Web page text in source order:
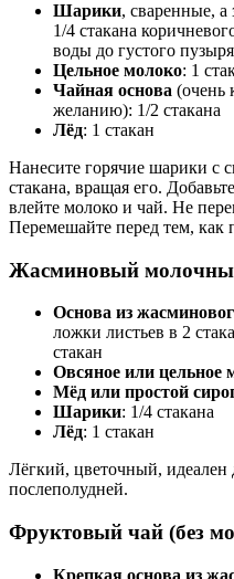
Шарики, сваренные,
1/4 стакана
воды до густого
Цельное молоко: 1
Чайная основа (очень
желанию): 1/2 стакана
Лёд: 1 стакан
Нанесите горячие шарики с
стакана, вращая его.
влейте молоко и чай. Не
Перемешайте перед тем, как
Жасминовый
Основа из
ложки листьев в 2
стакан
Овсяное или цельное
Мёд или простой
Шарики: 1/4 стакана
Лёд: 1 стакан
Лёгкий, цветочный, идеален
послеполудней.
Фруктовый чай (без
Крепкая основа из